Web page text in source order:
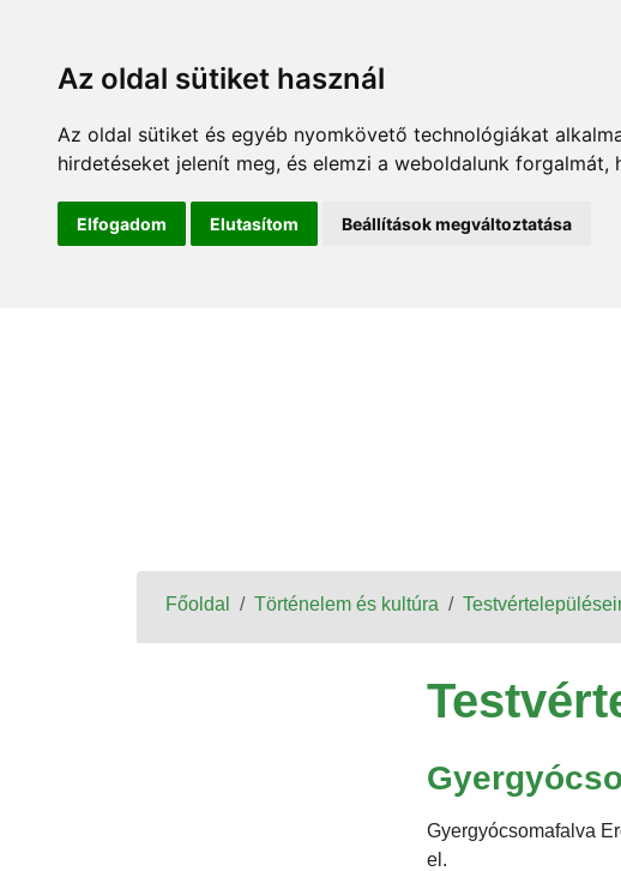
Az oldal sütiket használ
Az oldal sütiket és egyéb nyomkövető technológiákat
hirdetéseket jelenít meg, és elemzi a weboldalunk
Elfogadom Elutasítom Beállítások megváltoztatása
Főoldal Történelem és kultúra
Gyergyócsomafalva
el.